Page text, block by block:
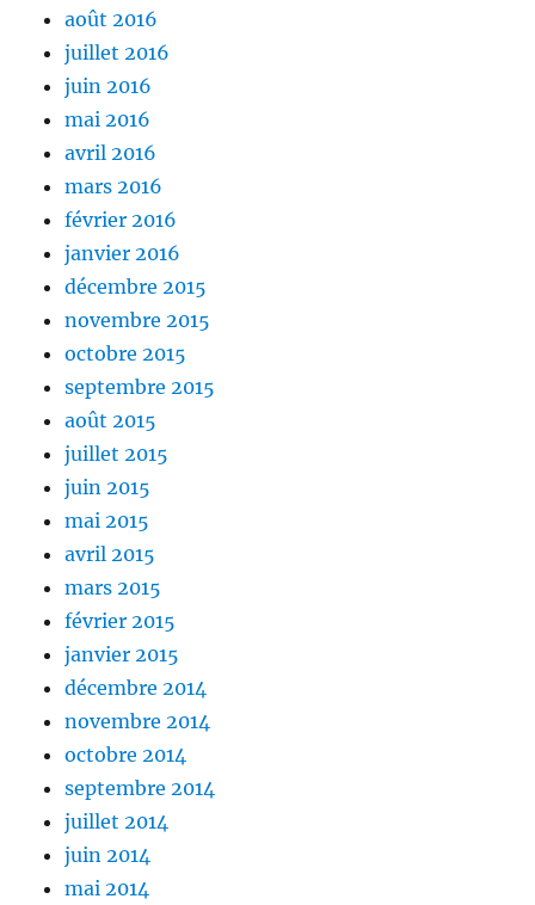
août 2016
juillet 2016
juin 2016
mai 2016
avril 2016
mars 2016
février 2016
janvier 2016
décembre 2015
novembre 2015
octobre 2015
septembre 2015
août 2015
juillet 2015
juin 2015
mai 2015
avril 2015
mars 2015
février 2015
janvier 2015
décembre 2014
novembre 2014
octobre 2014
septembre 2014
juillet 2014
juin 2014
mai 2014